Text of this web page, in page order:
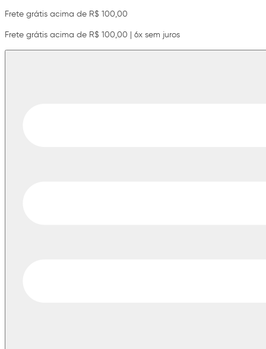
Frete grátis acima de R$ 100,00
Frete grátis acima de R$ 100,00 | 6x sem juros